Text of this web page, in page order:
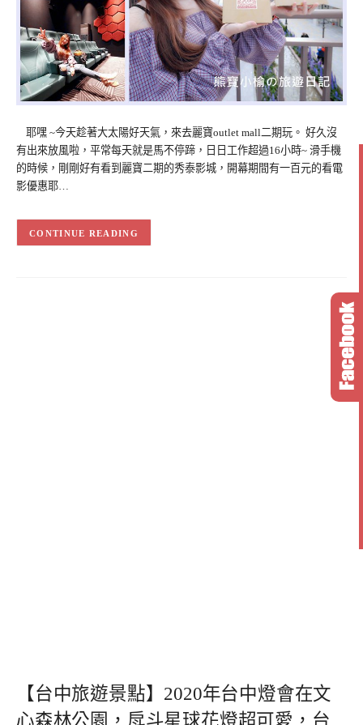
耶嘿 ~今天趁著大太陽好天氣，來去麗寶outlet mall二期玩。 好久沒
有出來放風啦，平常每天就是馬不停蹄，日日工作超過16小時~ 滑手機
的時候，剛剛好有看到麗寶二期的秀泰影城，開幕期間有一百元的看電
影優惠耶…
CONTINUE READING
【台中旅遊景點】2020年台中燈會在文
心森林公園，戽斗星球花燈超可愛，台